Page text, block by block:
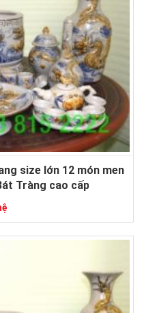
size lớn 12 món men
Tràng cao cấp